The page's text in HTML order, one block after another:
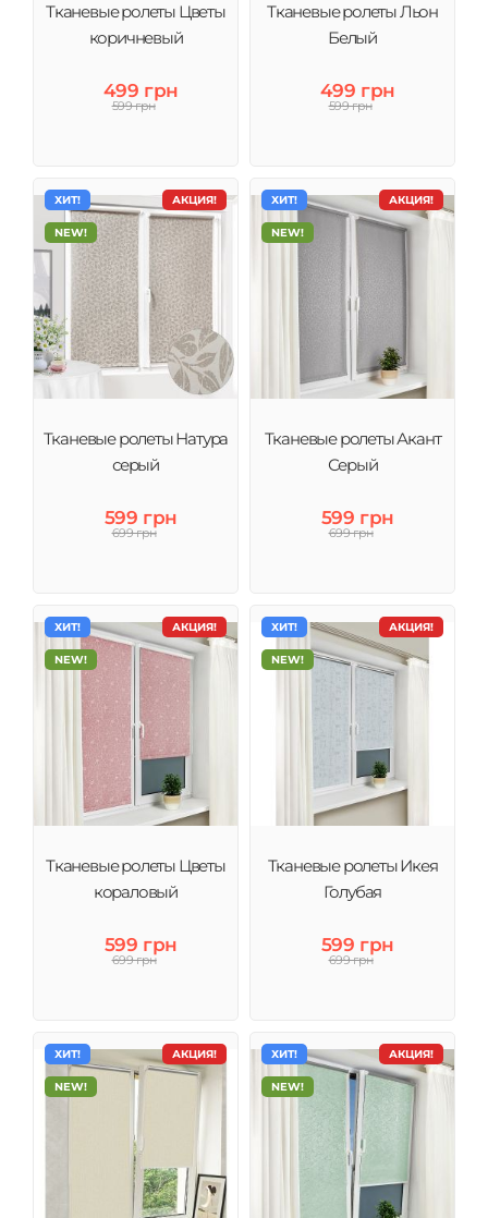
Тканевые ролеты Цветы
коричневый
499 грн
599 грн
Тканевые ролеты Льон
Белый
499 грн
599 грн
АКЦИЯ!
ХИТ!
NEW!
Тканевые ролеты Натура
серый
599 грн
699 грн
АКЦИЯ!
ХИТ!
NEW!
Тканевые ролеты Акант
Серый
599 грн
699 грн
АКЦИЯ!
ХИТ!
NEW!
Тканевые ролеты Цветы
кораловый
599 грн
699 грн
АКЦИЯ!
ХИТ!
NEW!
Тканевые ролеты Икея
Голубая
599 грн
699 грн
АКЦИЯ!
ХИТ!
NEW!
АКЦИЯ!
ХИТ!
NEW!